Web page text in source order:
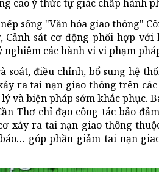
cao ý thức tự giác chấp hành
sống "Văn hóa giao thông"
Cảnh sát cơ động phối hợp
các hành vi vi phạm
soát, điều chỉnh, bổ sung hệ
ra tai nạn giao thông trên
và biện pháp sớm khắc phục.
Thơ chỉ đạo công tác bảo
xảy ra tai nạn giao thông
góp phần giảm tai nạn